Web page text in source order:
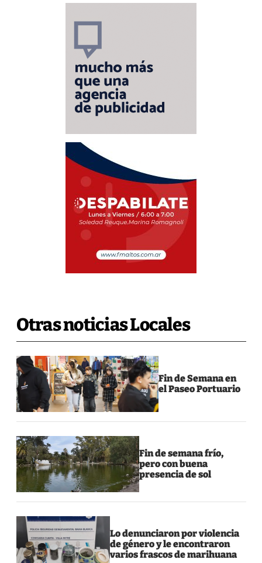
Otras noticias Locales
Fin de Semana en
el Paseo Portuario
Fin de semana frío,
pero con buena
presencia de sol
Lo denunciaron por violencia
de género y le encontraron
varios frascos de marihuana